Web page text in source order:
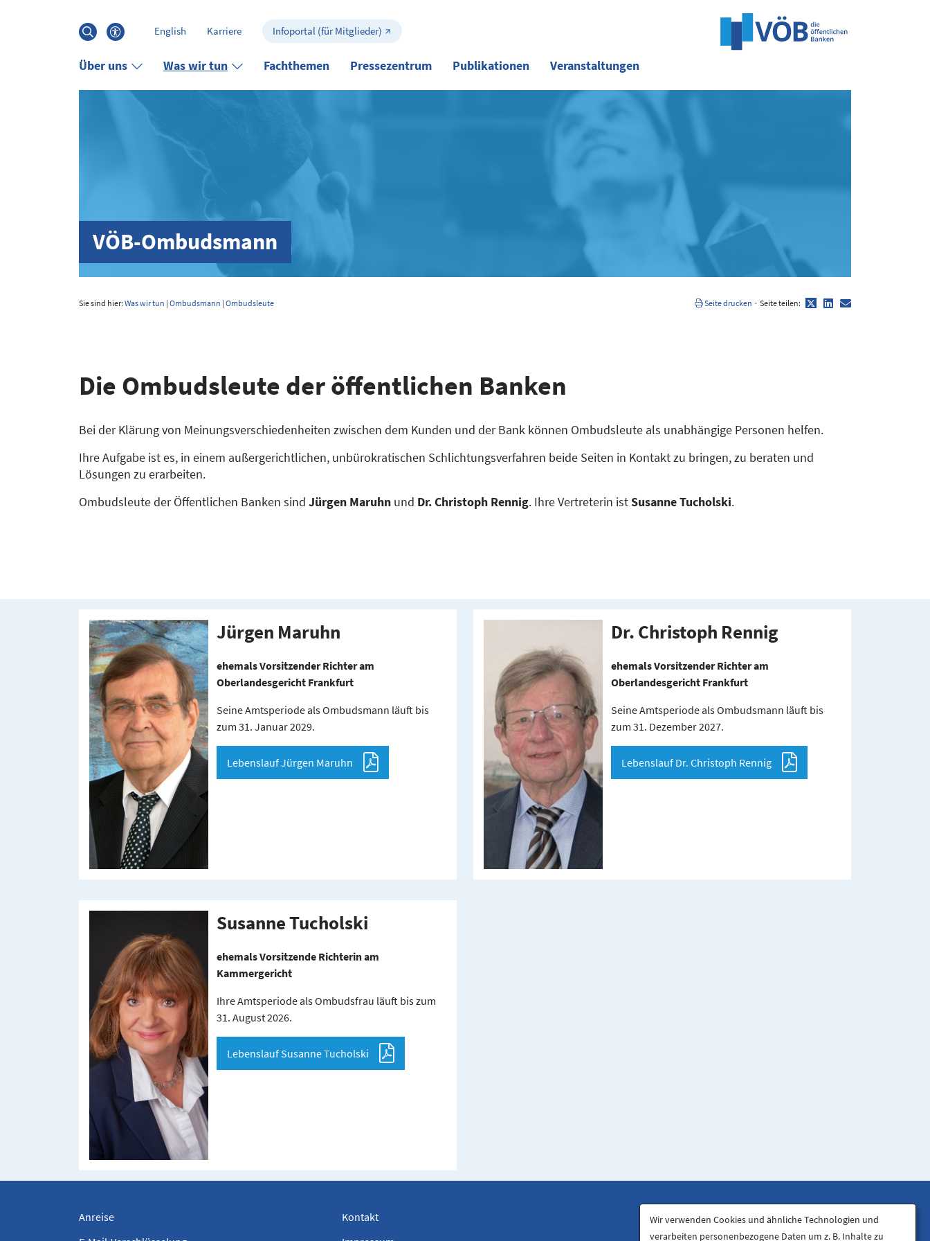
Suche
öffnenBarrierefreiheits-Menü öffnen
English Karriere Infoportal (für Mitglieder)
Über uns Was wir tun Fachthemen Pressezentrum Publikationen Veranstaltungen
VÖB-Ombudsmann
Sie sind hier: Was wir tun | Ombudsmann | Ombudsleute Seite drucken · Seite teilen: TwitterLinkedIn
E-
Mail
Die Ombuds­leute der öffent­lichen Banken
Bei der Klärung von Meinungsverschiedenheiten zwischen dem Kunden und der Bank können Ombudsleute als unabhängige Personen helfen.
Ihre Aufgabe ist es, in einem außergerichtlichen, unbürokratischen Schlichtungsverfahren beide Seiten in Kontakt zu bringen, zu beraten und
Lösungen zu erarbeiten.
Ombudsleute der Öffentlichen Banken sind Jürgen Maruhn und Dr. Christoph Rennig. Ihre Vertreterin istSusanne Tucholski.
Jürgen Maruhn
ehemals Vorsitzender Richter am
Oberlandesgericht Frankfurt
Seine Amtsperiode als Ombudsmann läuft bis
zum 31. Januar 2029.
Lebenslauf Jürgen Maruhn
Dr. Christoph Rennig
ehemals Vorsitzender Richter am
Oberlandesgericht Frankfurt
Seine Amtsperiode als Ombudsmann läuft bis
zum 31. Dezember 2027.
Lebenslauf Dr. Christoph Rennig
Susanne Tucholski
ehemals Vorsitzende Richterin am
Kammergericht
Ihre Amtsperiode als Ombudsfrau läuft bis zum
31. August 2026.
Lebenslauf Susanne Tucholski
Anreise
Kontakt
Wir verwenden Cookies und ähnliche Technologien und
verarbeiten personenbezogene Daten um z. B. Inhalte zu